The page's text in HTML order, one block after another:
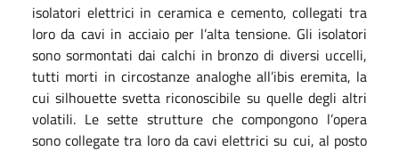
isolatori elettrici in ceramica e cemento, collegati tra
loro da cavi in acciaio per l’alta tensione. Gli isolatori
sono sormontati dai calchi in bronzo di diversi uccelli,
tutti morti in circostanze analoghe all’ibis eremita, la
cui silhouette svetta riconoscibile su quelle degli altri
volatili. Le sette strutture che compongono l’opera
sono collegate tra loro da cavi elettrici su cui, al posto